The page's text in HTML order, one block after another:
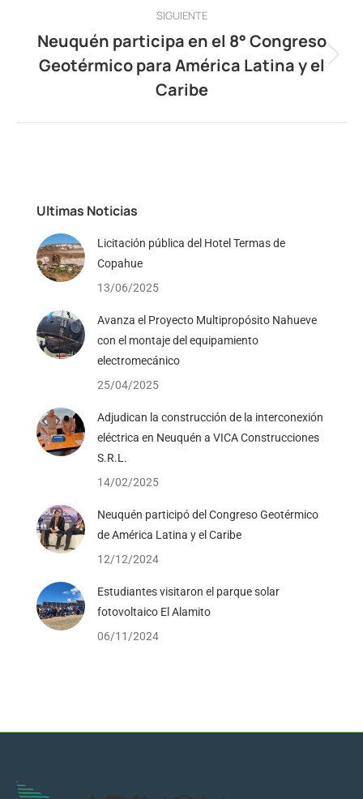
SIGUIENTE
Publicación
siguiente:
Neuquén participa en el 8° Congreso
Geotérmico para América Latina y el
Caribe
Ultimas Noticias
Licitación pública del Hotel Termas de
Copahue
13/06/2025
Avanza el Proyecto Multipropósito Nahueve
con el montaje del equipamiento
electromecánico
25/04/2025
Adjudican la construcción de la interconexión
eléctrica en Neuquén a VICA Construcciones
S.R.L.
14/02/2025
Neuquén participó del Congreso Geotérmico
de América Latina y el Caribe
12/12/2024
Estudiantes visitaron el parque solar
fotovoltaico El Alamito
06/11/2024